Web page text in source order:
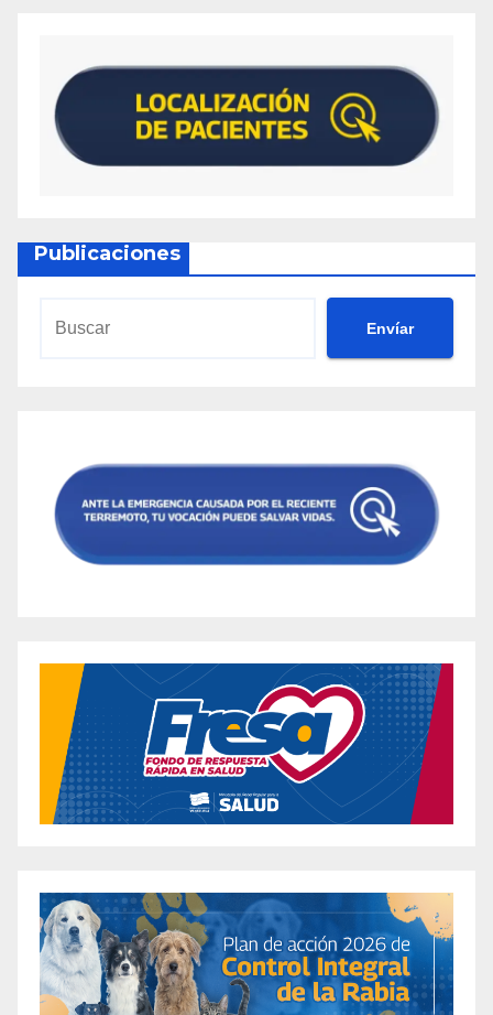
Publicaciones
Envíar